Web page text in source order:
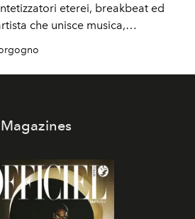
eterei, breakbeat ed
che unisce musica,
Magazines